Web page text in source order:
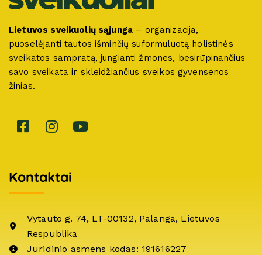
Lietuvos sveikuolių sąjunga – organizacija,
puoselėjanti tautos išminčių suformuluotą holistinės
sveikatos sampratą, jungianti žmones, besirūpinančius
savo sveikata ir skleidžiančius sveikos gyvensenos
žinias.
Kontaktai
Vytauto g. 74, LT-00132, Palanga, Lietuvos
Respublika
Juridinio asmens kodas: 191616227